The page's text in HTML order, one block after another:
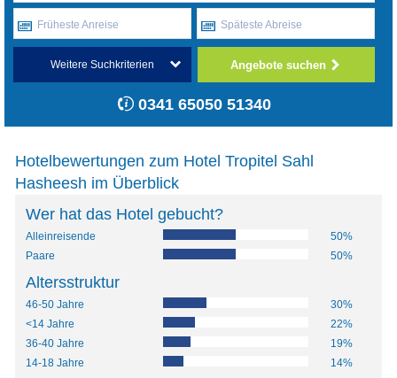
Früheste Anreise Späteste Abreise
Weitere Suchkriterien Angebote suchen
0341 65050 51340
Hotelbewertungen zum Hotel Tropitel Sahl
Hasheesh im Überblick
Wer hat das Hotel gebucht?
Alleinreisende
50%
Paare
50%
Altersstruktur
46-50 Jahre
30%
<14 Jahre
22%
36-40 Jahre
19%
14-18 Jahre
14%